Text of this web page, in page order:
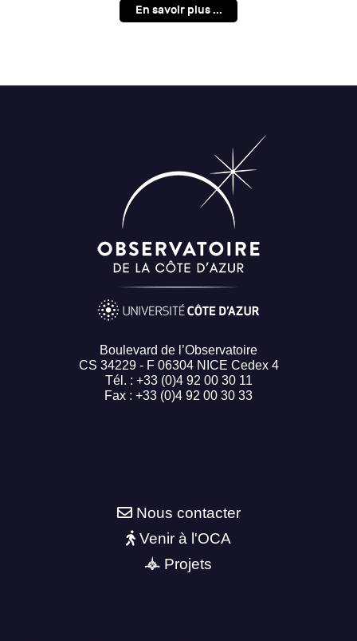
En savoir plus ...
Boulevard de l’Observatoire
CS 34229 - F 06304 NICE Cedex 4
Tél. : +33 (0)4 92 00 30 11
Fax : +33 (0)4 92 00 30 33
Nous contacter
Venir à l'OCA
Projets